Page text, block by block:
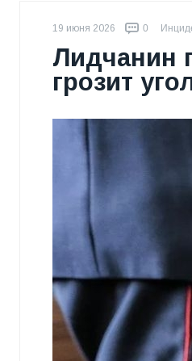
19 июня 2026 0
Лидчанин
грозит